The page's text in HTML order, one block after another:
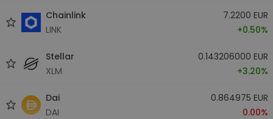
Chainlink
LINK
7.2200 EUR
+0.50%
Stellar
XLM
0.143206000 EUR
+3.20%
Dai
DAI
0.864975 EUR
0.00%